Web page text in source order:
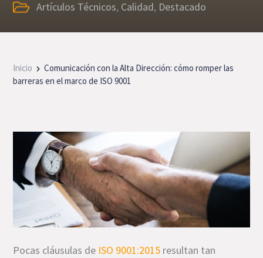
Artículos Técnicos, Calidad, Destacado
Inicio
Comunicación con la Alta Dirección: cómo romper las
barreras en el marco de ISO 9001
Pocas cláusulas de ISO 9001:2015 resultan tan